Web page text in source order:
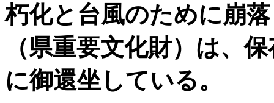
朽化と台風のために崩
（県重要文化財）は、
に御還坐している。